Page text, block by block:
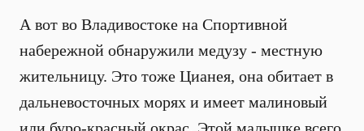
А вот во Владивостоке на Спортивной
набережной обнаружили медузу - местную
жительницу. Это тоже Цианея, она обитает в
дальневосточных морях и имеет малиновый